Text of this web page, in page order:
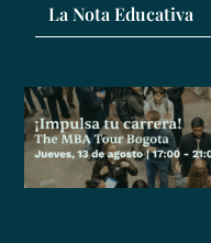
La Nota Educativa